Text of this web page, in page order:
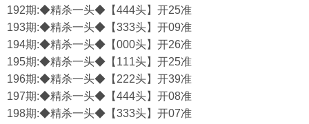
192期:◆精杀一头◆【444头】开25准
193期:◆精杀一头◆【333头】开09准
194期:◆精杀一头◆【000头】开26准
195期:◆精杀一头◆【111头】开25准
196期:◆精杀一头◆【222头】开39准
197期:◆精杀一头◆【444头】开08准
198期:◆精杀一头◆【333头】开07准